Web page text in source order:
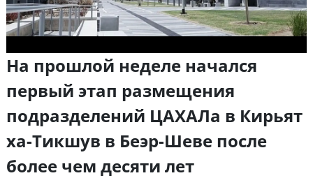
На прошлой неделе начался
первый этап размещения
подразделений ЦАХАЛа в Кирьят
ха-Тикшув в Беэр-Шеве после
более чем десяти лет